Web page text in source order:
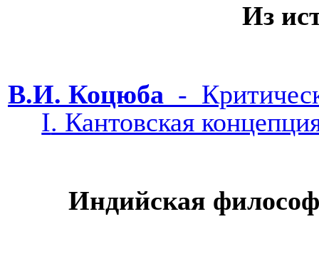
Из
В.И. Коцюба -
I. Кантовская
Индийская